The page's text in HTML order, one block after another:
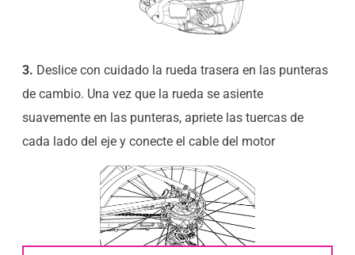
3. Deslice con cuidado la rueda trasera en las punteras
de cambio. Una vez que la rueda se asiente
suavemente en las punteras, apriete las tuercas de
cada lado del eje y conecte el cable del motor